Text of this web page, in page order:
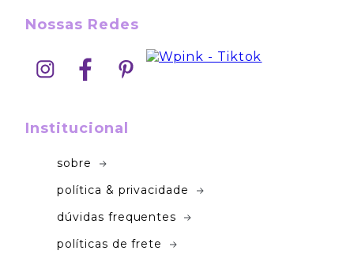
Nossas Redes
Institucional
sobre
política & privacidade
dúvidas frequentes
políticas de frete